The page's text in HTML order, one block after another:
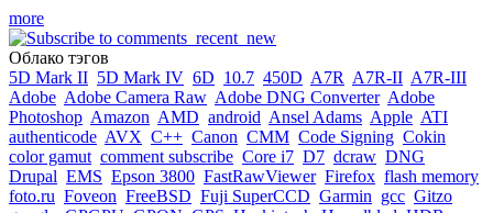
more
Облако тэгов
5D Mark II 5D Mark IV 6D 10.7 450D A7R A7R-II A7R-III
Adobe Adobe Camera Raw Adobe DNG Converter Adobe
Photoshop Amazon AMD android Ansel Adams Apple ATI
authenticode AVX C++ Canon CMM Code Signing Cokin
color gamut comment subscribe Core i7 D7 dcraw DNG
Drupal EMS Epson 3800 FastRawViewer Firefox flash memory
foto.ru Foveon FreeBSD Fuji SuperCCD Garmin gcc Gitzo